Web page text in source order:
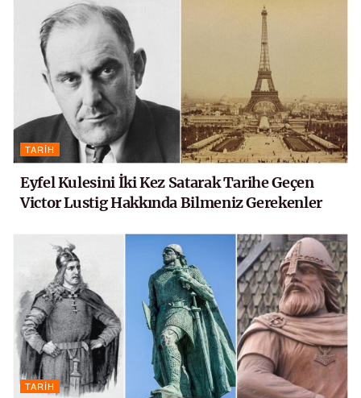
TARIH
Eyfel Kulesini İki Kez Satarak Tarihe Geçen
Victor Lustig Hakkında Bilmeniz Gerekenler
TARIH